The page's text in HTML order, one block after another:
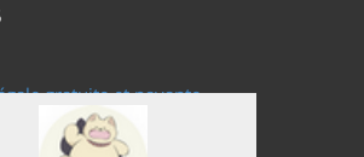
gratuite et payante
Actus (TV, vidéo, web)